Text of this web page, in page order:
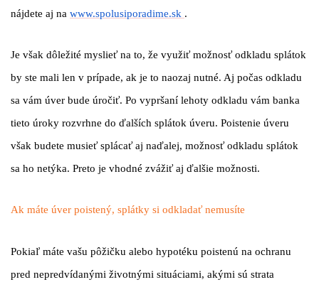
nájdete aj na www.spolusiporadime.sk .
Je však dôležité myslieť na to, že využiť možnosť odkladu splátok
by ste mali len v prípade, ak je to naozaj nutné. Aj počas odkladu
sa vám úver bude úročiť. Po vypršaní lehoty odkladu vám banka
tieto úroky rozvrhne do ďalších splátok úveru. Poistenie úveru
však budete musieť splácať aj naďalej, možnosť odkladu splátok
sa ho netýka. Preto je vhodné zvážiť aj ďalšie možnosti.
Ak máte úver poistený, splátky si odkladať nemusíte
Pokiaľ máte vašu pôžičku alebo hypotéku poistenú na ochranu
pred nepredvídanými životnými situáciami, akými sú strata